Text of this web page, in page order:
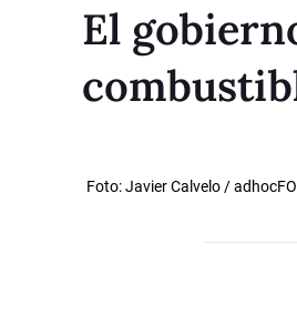
El
Foto: Javier Calvelo /